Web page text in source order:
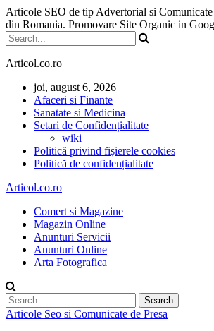
Articole SEO de tip Advertorial si
din Romania. Promovare Site Organic in
Articol.co.ro
joi, august 6, 2026
Afaceri si Finante
Sanatate si Medicina
Setari de Confidențialitate
wiki
Politică privind fișierele cookies
Politică de confidențialitate
Articol.co.ro
Comert si Magazine
Magazin Online
Anunturi Servicii
Anunturi Online
Arta Fotografica
Articole Seo si Comunicate de Presa